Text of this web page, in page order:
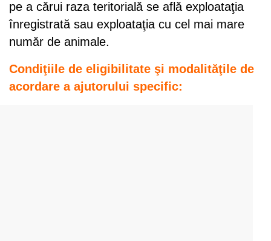
pe a cărui raza teritorială se află exploataţia
înregistrată sau exploataţia cu cel mai mare
număr de animale.
Condiţiile de eligibilitate şi modalităţile de
acordare a ajutorului specific: